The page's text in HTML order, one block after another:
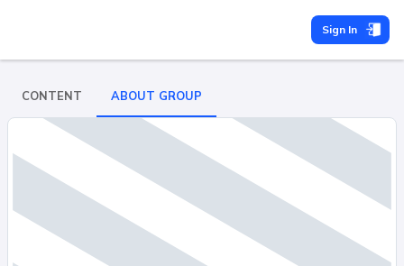
Sign In
CONTENT ABOUT GROUP